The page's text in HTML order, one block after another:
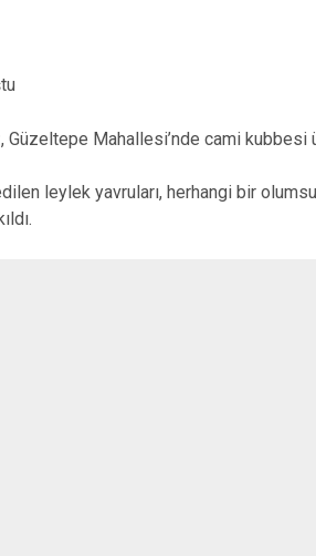
Mahallesi’nde cami kubbesi
leylek yavruları, herhangi bir